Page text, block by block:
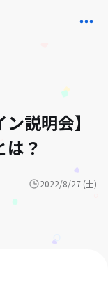
説明会】
？
2022/8/27 (土)